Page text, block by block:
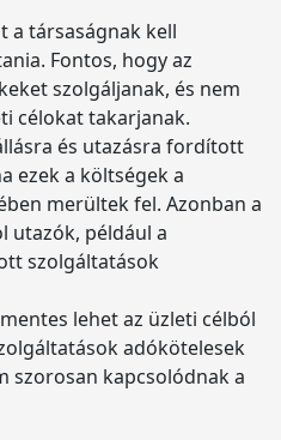
a társaságnak kell
Fontos, hogy az
szolgáljanak, és nem
célokat takarjanak.
és utazásra fordított
ezek a költségek a
merültek fel. Azonban a
utazók, például a
szolgáltatások
lehet az üzleti célból
adókötelesek
szorosan kapcsolódnak a